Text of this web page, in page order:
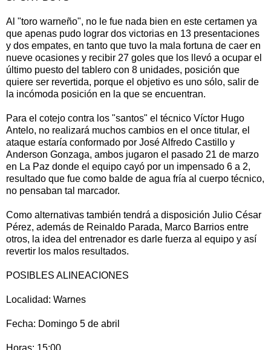
Al "toro warneño", no le fue nada bien en este certamen ya
que apenas pudo lograr dos victorias en 13 presentaciones
y dos empates, en tanto que tuvo la mala fortuna de caer en
nueve ocasiones y recibir 27 goles que los llevó a ocupar el
último puesto del tablero con 8 unidades, posición que
quiere ser revertida, porque el objetivo es uno sólo, salir de
la incómoda posición en la que se encuentran.
Para el cotejo contra los "santos" el técnico Víctor Hugo
Antelo, no realizará muchos cambios en el once titular, el
ataque estaría conformado por José Alfredo Castillo y
Anderson Gonzaga, ambos jugaron el pasado 21 de marzo
en La Paz donde el equipo cayó por un impensado 6 a 2,
resultado que fue como balde de agua fría al cuerpo técnico,
no pensaban tal marcador.
Como alternativas también tendrá a disposición Julio César
Pérez, además de Reinaldo Parada, Marco Barrios entre
otros, la idea del entrenador es darle fuerza al equipo y así
revertir los malos resultados.
POSIBLES ALINEACIONES
Localidad: Warnes
Fecha: Domingo 5 de abril
Horas: 15:00